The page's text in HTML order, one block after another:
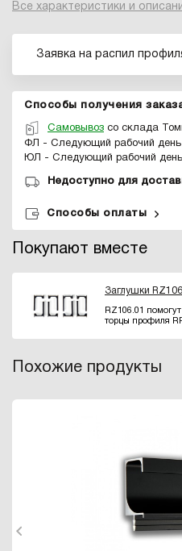
Все характеристики и
Заявка на распил
Способы получения
Самовывоз со склада
ФЛ - Следующий рабочий день
ЮЛ - Следующий рабочий день
Недоступно для
Способы оплаты
Покупают вместе
Заглушки
RZ106.01
торцы профиля
Похожие продукты